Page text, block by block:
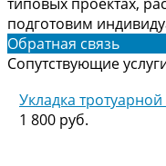
подготовим
Обратная связь
Сопутствующие
Укладка тротуарной
1 800 руб.